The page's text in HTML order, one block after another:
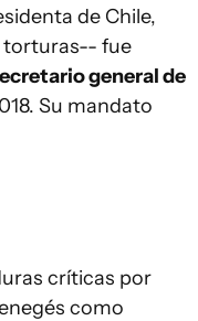
de Chile,
torturas-- fue
general de
Su mandato
críticas por
como